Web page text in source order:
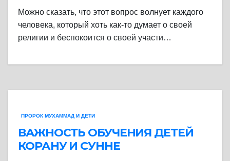
Можно сказать, что этот вопрос волнует каждого
человека, который хоть как-то думает о своей
религии и беспокоится о своей участи…
ПРОРОК МУХАММАД И ДЕТИ
ВАЖНОСТЬ ОБУЧЕНИЯ ДЕТЕЙ
КОРАНУ И СУННЕ